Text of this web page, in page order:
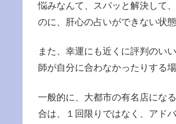
悩みなんて、スパッと解決して
のに、肝心の占いができない状
また、幸運にも近くに評判のい
師が自分に合わなかったりする
一般的に、大都市の有名店にな
合は、１回限りではなく、アド